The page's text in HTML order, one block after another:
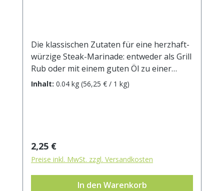
Die klassischen Zutaten für eine herzhaft-
würzige Steak-Marinade: entweder als Grill
Rub oder mit einem guten Öl zu einer
Marinade verrührt, sorgt diese Mischung
gemahlenen Lieblings-PfefferZutaten:
Paprikaflocken, Pfeffer, Petersilie,
Schnittlauch, Zwiebel, Basilikum, Majoran,
Thymian
Inhalt: 0.04 kg (56,25 € / 1 kg)
Regulärer Preis:
2,25 €
Preise inkl. MwSt. zzgl. Versandkosten
In den Warenkorb